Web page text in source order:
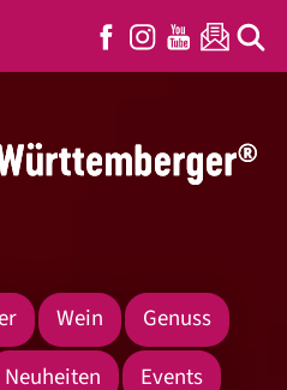
Wein
Genuss
Neuheiten Events